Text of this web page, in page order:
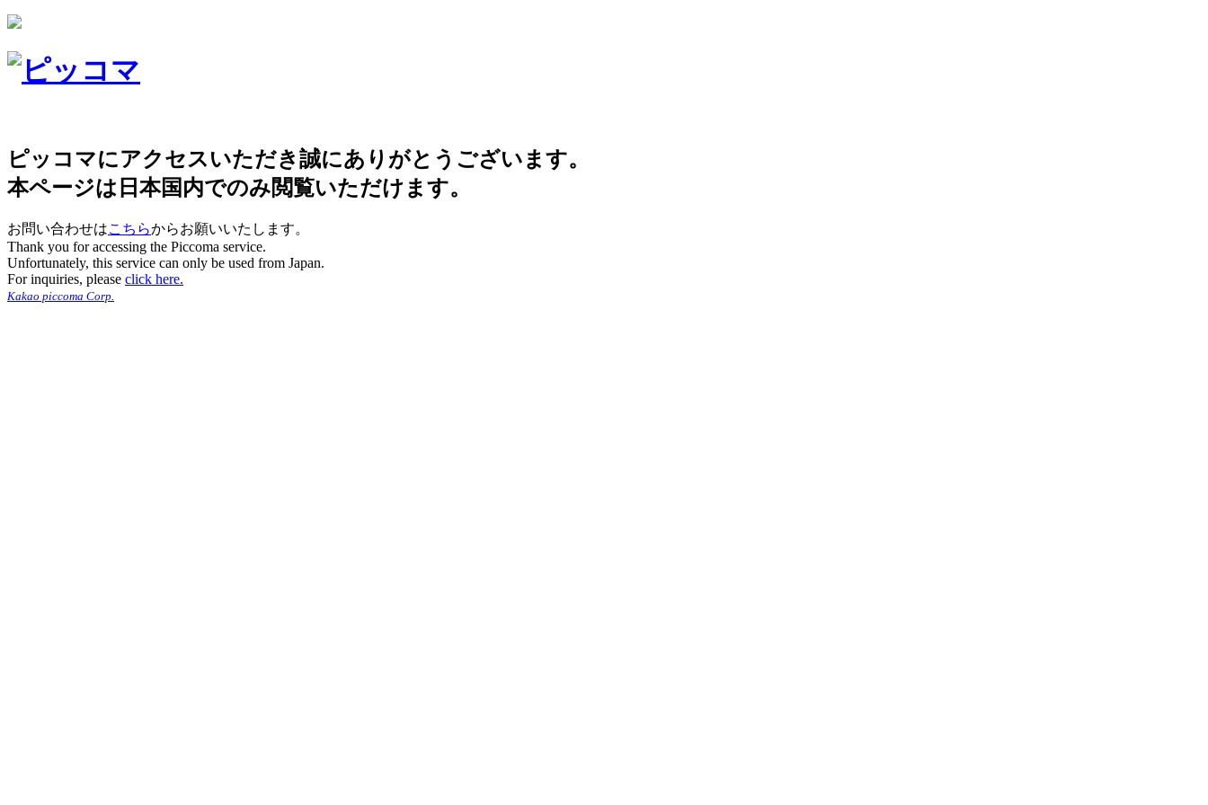
ピッコマにアクセスいただき誠にありがとうございます。
本ページは日本国内でのみ閲覧いただけます。
お問い合わせはこちらからお願いいたします。
Thank you for accessing the Piccoma service.
Unfortunately, this service can only be used from Japan.
For inquiries, please click here.
Kakao piccoma Corp.